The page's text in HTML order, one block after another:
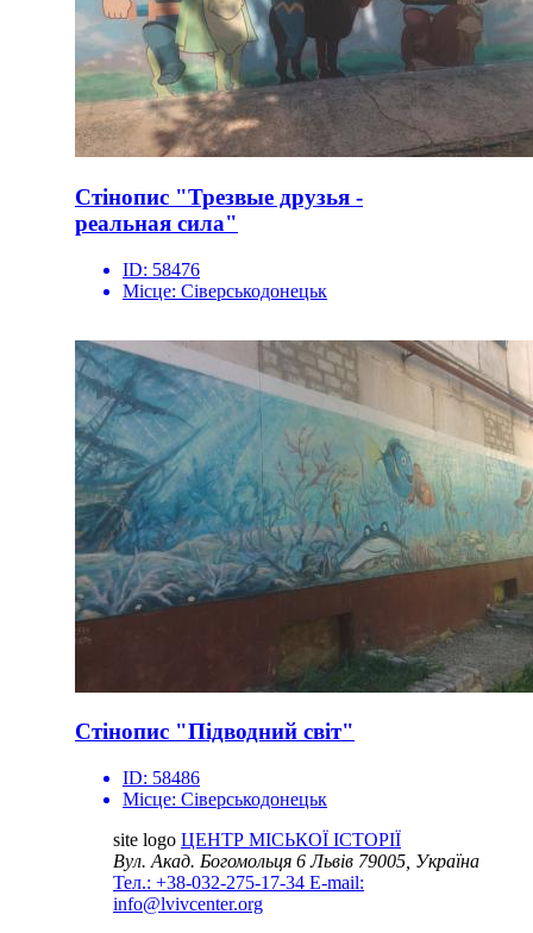
Стінопис "Трезвые друзья -
реальная сила"
ID: 58476
Місце: Сіверськодонецьк
Стінопис "Підводний світ"
ID: 58486
Місце: Сіверськодонецьк
site logo ЦЕНТР МІСЬКОЇ ІСТОРІЇ
Вул. Акад. Богомольця 6Львів 79005, Україна
Тел.: +38-032-275-17-34 E-mail:
info@lvivcenter.org